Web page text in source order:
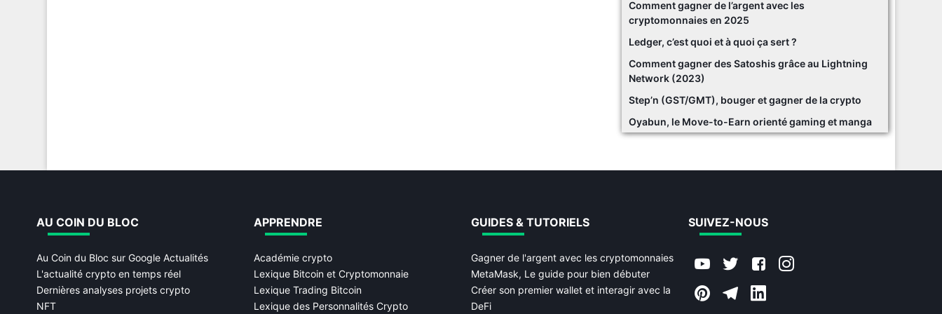
Comment gagner de l’argent avec les
cryptomonnaies en 2025
Ledger, c’est quoi et à quoi ça sert ?
Comment gagner des Satoshis grâce au Lightning
Network (2023)
Step’n (GST/GMT), bouger et gagner de la crypto
Oyabun, le Move-to-Earn orienté gaming et manga
AU COIN DU BLOC
Au Coin du Bloc sur Google Actualités
L'actualité crypto en temps réel
Dernières analyses projets crypto
NFT
APPRENDRE
Académie crypto
Lexique Bitcoin et Cryptomonnaie
Lexique Trading Bitcoin
Lexique des Personnalités Crypto
GUIDES & TUTORIELS
Gagner de l'argent avec les cryptomonnaies
MetaMask, Le guide pour bien débuter
Créer son premier wallet et interagir avec la
DeFi
SUIVEZ-NOUS